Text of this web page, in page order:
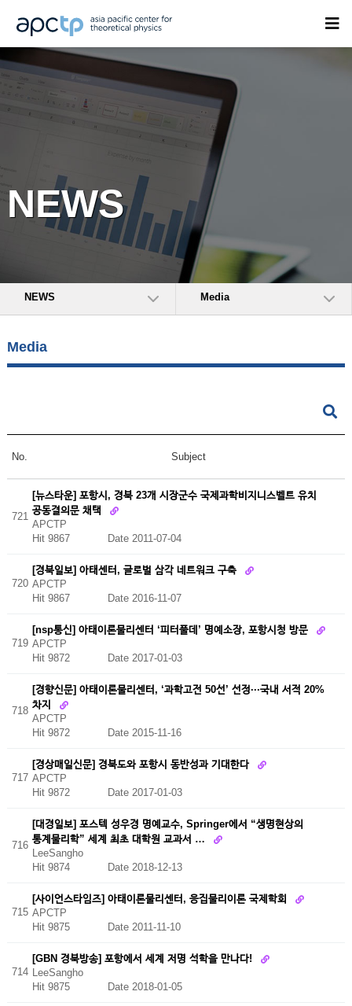
NEWS
NEWS Media
Media
No. Subject
721
[뉴스타운] 포항시, 경북 23개 시장군수 국제과학비지니스벨트 유치
공동결의문 채택
APCTP
Hit 9867 Date 2011-07-04
720
[경북일보] 아태센터, 글로벌 삼각 네트워크 구축
APCTP
Hit 9867
Date 2016-11-07
719
[nsp통신] 아태이론물리센터 ‘피터풀데’ 명예소장, 포항시청 방문
APCTP
Hit 9872
Date 2017-01-03
718
[경향신문] 아태이론물리센터, ‘과학고전 50선’ 선정···국내 서적 20%
차지
APCTP
Hit 9872 Date 2015-11-16
717
[경상매일신문] 경북도와 포항시 동반성과 기대한다
APCTP
Hit 9872
Date 2017-01-03
716
[대경일보] 포스텍 성우경 명예교수, Springer에서 “생명현상의
통계물리학” 세계 최초 대학원 교과서 …
LeeSangho
Hit 9874 Date 2018-12-13
715
[사이언스타임즈] 아태이론물리센터, 응집물리이론 국제학회
APCTP
Hit 9875
Date 2011-11-10
714
[GBN 경북방송] 포항에서 세계 저명 석학을 만나다!
LeeSangho
Hit 9875
Date 2018-01-05